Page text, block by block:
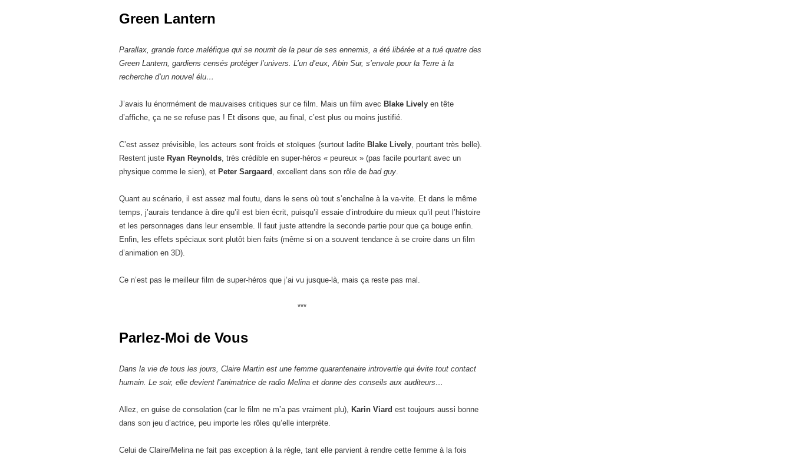
Green Lantern
Parallax, grande force maléfique qui se nourrit de la peur de ses ennemis, a été libérée et a tué quatre des
Green Lantern, gardiens censés protéger l’univers. L’un d’eux, Abin Sur, s’envole pour la Terre à la
recherche d’un nouvel élu…
J’avais lu énormément de mauvaises critiques sur ce film. Mais un film avec Blake Lively en tête
d’affiche, ça ne se refuse pas ! Et disons que, au final, c’est plus ou moins justifié.
C’est assez prévisible, les acteurs sont froids et stoïques (surtout ladite Blake Lively , pourtant très belle).
Restent juste Ryan Reynolds , très crédible en super-héros « peureux » (pas facile pourtant avec un
physique comme le sien), et Peter Sargaard , excellent dans son rôle de bad guy
Quant au scénario, il est assez mal foutu, dans le sens où tout s’enchaîne à la va-vite. Et dans le même
temps, j’aurais tendance à dire qu’il est bien écrit, puisqu’il essaie d’introduire du mieux qu’il peut l’histoire
et les personnages dans leur ensemble. Il faut juste attendre la seconde partie pour que ça bouge enfin.
Enfin, les effets spéciaux sont plutôt bien faits (même si on a souvent tendance à se croire dans un film
d’animation en 3D).
Ce n’est pas le meilleur film de super-héros que j’ai vu jusque-là, mais ça reste pas mal.
***
Parlez-Moi de Vous
Dans la vie de tous les jours, Claire Martin est une femme quarantenaire introvertie qui évite tout contact
humain. Le soir, elle devient l’animatrice de radio Melina et donne des conseils aux auditeurs…
Allez, en guise de consolation (car le film ne m’a pas vraiment plu), Karin Viard est toujours aussi bonne
dans son jeu d’actrice, peu importe les rôles qu’elle interprète.
Celui de Claire/Melina ne fait pas exception à la règle, tant elle parvient à rendre cette femme à la fois